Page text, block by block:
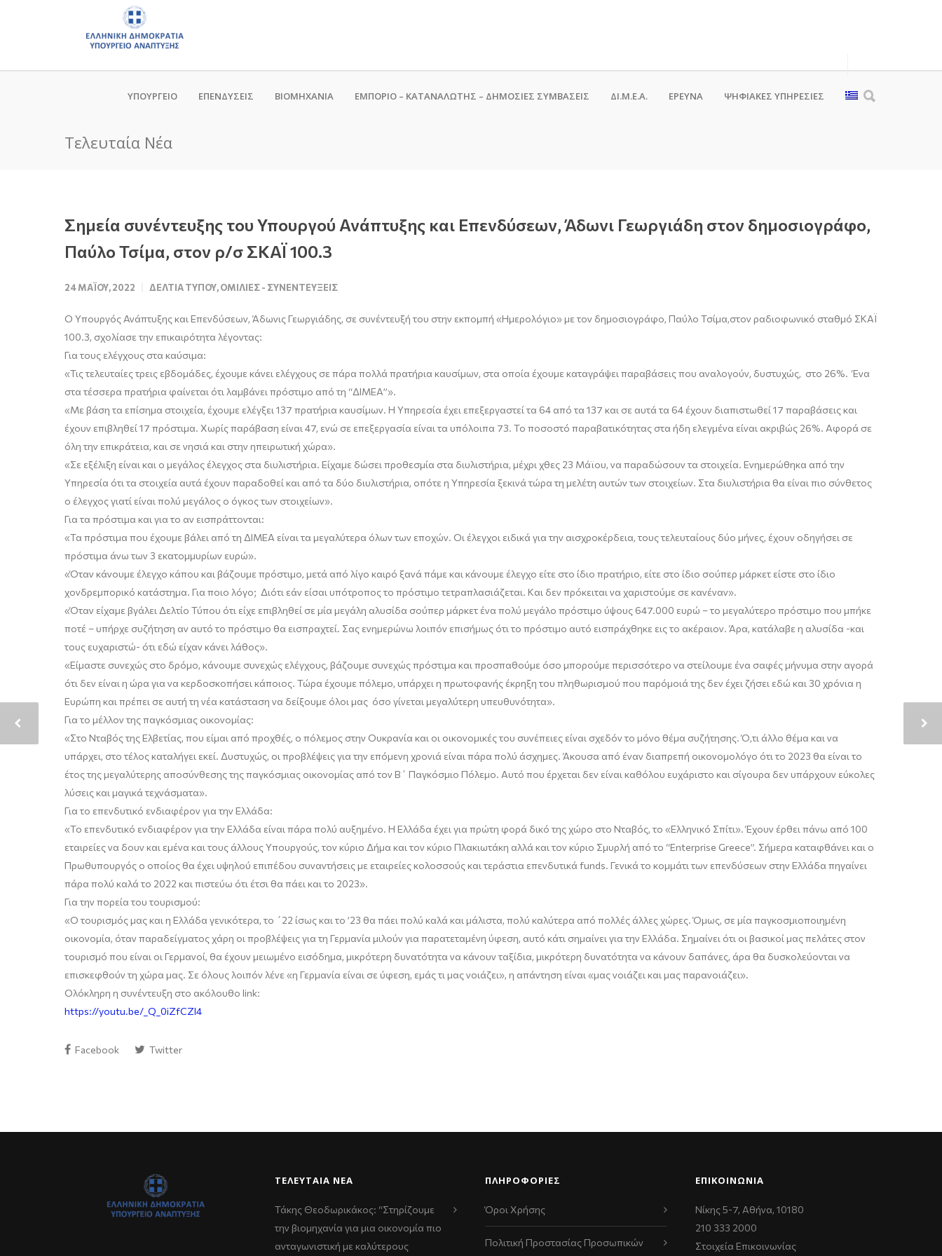
ΥΠΟΥΡΓΕΙΟ ΕΠΕΝΔΥΣΕΙΣ ΒΙΟΜΗΧΑΝΙΑ ΕΜΠΟΡΙΟ – ΚΑΤΑΝΑΛΩΤΗΣ – ΔΗΜΟΣΙΕΣ ΣΥΜΒΑΣΕΙΣ ΔΙ.Μ.Ε.Α. ΕΡΕΥΝΑ ΨΗΦΙΑΚΈΣ ΥΠΗΡΕΣΊΕΣ
Τελευταία Νέα
Σημεία συνέντευξης του Υπουργού Ανάπτυξης και Επενδύσεων, Άδωνι Γεωργιάδη στον δημοσιογράφο,
Παύλο Τσίμα, στον ρ/σ ΣΚΑΪ 100.3
24 ΜΑΪ́ΟΥ, 2022 ΔΕΛΤΊΑ ΤΎΠΟΥ,ΟΜΙΛΊΕΣ - ΣΥΝΕΝΤΕΎΞΕΙΣ
O Υπουργός Ανάπτυξης και Επενδύσεων, ΆδωνιςΓεωργιάδης, σε συνέντευξή του στην εκπομπή «Ημερολόγιο»με τον δημοσιογράφο, Παύλο Τσίμα,στον ραδιοφωνικό σταθμό ΣΚΑΪ
100.3, σχολίασε την επικαιρότητα λέγοντας:
Για τους ελέγχους στα καύσιμα:
«Τις τελευταίες τρεις εβδομάδες, έχουμε κάνει ελέγχους σε πάρα πολλά πρατήρια καυσίμων, στα οποία έχουμε καταγράψει παραβάσεις που αναλογούν, δυστυχώς, στο 26%. Ένα
στα τέσσερα πρατήρια φαίνεται ότι λαμβάνει πρόστιμο από τη “ΔΙΜΕΑ”».
«Με βάση τα επίσημα στοιχεία, έχουμε ελέγξει 137 πρατήρια καυσίμων. Η Υπηρεσία έχει επεξεργαστεί τα 64 από τα 137 και σε αυτά τα 64 έχουν διαπιστωθεί 17 παραβάσεις και
έχουν επιβληθεί 17 πρόστιμα. Χωρίς παράβαση είναι 47, ενώ σε επεξεργασία είναι τα υπόλοιπα 73. Το ποσοστό παραβατικότητας στα ήδη ελεγμένα είναι ακριβώς 26%. Αφορά σε
όλη την επικράτεια, και σε νησιά και στην ηπειρωτική χώρα».
«Σε εξέλιξη είναι και ο μεγάλος έλεγχος στα διυλιστήρια. Είχαμε δώσει προθεσμία στα διυλιστήρια, μέχρι χθες 23 Μάϊου, να παραδώσουν τα στοιχεία. Ενημερώθηκα από την
Υπηρεσία ότι τα στοιχεία αυτά έχουν παραδοθεί και από τα δύο διυλιστήρια, οπότε η Υπηρεσία ξεκινά τώρα τη μελέτη αυτών των στοιχείων. Στα διυλιστήρια θα είναι πιο σύνθετος
ο έλεγχοςγιατί είναι πολύ μεγάλος ο όγκος των στοιχείων».
Για τα πρόστιμα και για το αν εισπράττονται:
«Τα πρόστιμα που έχουμε βάλει από τη ΔΙΜΕΑ είναι τα μεγαλύτερα όλων των εποχών. Οι έλεγχοι ειδικά για την αισχροκέρδεια, τους τελευταίους δύο μήνες, έχουν οδηγήσει σε
πρόστιμα άνω των 3 εκατομμυρίων ευρώ».
«Όταν κάνουμε έλεγχο κάπου και βάζουμε πρόστιμο, μετά από λίγο καιρό ξανά πάμε και κάνουμε έλεγχο είτε στο ίδιο πρατήριο, είτε στο ίδιο σούπερ μάρκετ είστε στο ίδιο
χονδρεμπορικό κατάστημα. Για ποιο λόγο; Διότι εάν είσαι υπότροπος το πρόστιμο τετραπλασιάζεται. Και δεν πρόκειται να χαριστούμε σε κανέναν».
«Όταν είχαμε βγάλει Δελτίο Τύπου ότι είχε επιβληθεί σε μία μεγάλη αλυσίδα σούπερ μάρκετ ένα πολύ μεγάλο πρόστιμο ύψους 647.000 ευρώ – το μεγαλύτερο πρόστιμο που μπήκε
ποτέ – υπήρχε συζήτηση αν αυτό το πρόστιμο θα εισπραχτεί. Σας ενημερώνω λοιπόν επισήμως ότι το πρόστιμο αυτό εισπράχθηκε εις το ακέραιον. Άρα, κατάλαβε η αλυσίδα -και
τους ευχαριστώ- ότι εδώ είχαν κάνει λάθος».
«Είμαστε συνεχώς στο δρόμο, κάνουμε συνεχώς ελέγχους, βάζουμε συνεχώς πρόστιμα και προσπαθούμε όσο μπορούμε περισσότερο να στείλουμε ένα σαφές μήνυμα στην αγορά
ότι δεν είναι η ώρα για να κερδοσκοπήσει κάποιος. Τώρα έχουμε πόλεμο, υπάρχει η πρωτοφανής έκρηξη του πληθωρισμού που παρόμοιά της δεν έχει ζήσει εδώ και 30 χρόνια η
Ευρώπη και πρέπει σε αυτή τη νέα κατάσταση να δείξουμε όλοι μας όσο γίνεται μεγαλύτερη υπευθυνότητα».
Για το μέλλον τηςπαγκόσμιας οικονομίας:
«Στο Νταβός της Ελβετίας, που είμαι από προχθές, ο πόλεμος στην Ουκρανία και οι οικονομικές του συνέπειες είναι σχεδόν το μόνο θέμα συζήτησης.Ό,τι άλλο θέμα και να
υπάρχει, στο τέλος καταλήγει εκεί. Δυστυχώς, οι προβλέψεις για την επόμενη χρονιά είναι πάρα πολύ άσχημες. Άκουσα από έναν διαπρεπή οικονομολόγο ότι το 2023 θα είναι το
έτος της μεγαλύτερης αποσύνθεσης της παγκόσμιας οικονομίας από τον Β΄ Παγκόσμιο Πόλεμο. Αυτό που έρχεται δεν είναι καθόλου ευχάριστο και σίγουρα δεν υπάρχουν εύκολες
λύσεις και μαγικά τεχνάσματα».
Για το επενδυτικό ενδιαφέρον για την Ελλάδα:
«Το επενδυτικό ενδιαφέρον για την Ελλάδα είναι πάρα πολύ αυξημένο. Η Ελλάδα έχει για πρώτη φορά δικό της χώρο στο Νταβός, το «Ελληνικό Σπίτι».Έχουν έρθει πάνω από 100
εταιρείες να δουν και εμένα και τους άλλους Υπουργούς, τον κύριο Δήμα και τον κύριο Πλακιωτάκη αλλά και τον κύριο Σμυρλή από το “Enterprise Greece”. Σήμερα καταφθάνει και ο
Πρωθυπουργός ο οποίος θα έχει υψηλού επιπέδου συναντήσεις με εταιρείες κολοσσούς και τεράστια επενδυτικά funds. Γενικά το κομμάτι των επενδύσεων στην Ελλάδα πηγαίνει
πάρα πολύ καλά το 2022 και πιστεύω ότι έτσι θα πάει και το 2023».
Για την πορεία του τουρισμού:
«Ο τουρισμός μας και η Ελλάδα γενικότερα, το ΄22 ίσως και το ’23 θα πάει πολύ καλά και μάλιστα, πολύ καλύτερα από πολλές άλλες χώρες. Όμως, σε μία παγκοσμιοποιημένη
οικονομία, όταν παραδείγματος χάρη οι προβλέψεις για τη Γερμανία μιλούν για παρατεταμένη ύφεση, αυτό κάτι σημαίνει για την Ελλάδα. Σημαίνει ότι οι βασικοί μας πελάτες στον
τουρισμό που είναι οι Γερμανοί, θα έχουν μειωμένο εισόδημα, μικρότερη δυνατότητα να κάνουν ταξίδια, μικρότερη δυνατότητα να κάνουν δαπάνες, άρα θα δυσκολεύονται να
επισκεφθούν τη χώρα μας. Σε όλους λοιπόν λένε «η Γερμανία είναι σε ύφεση, εμάς τι μας νοιάζει», η απάντηση είναι «μας νοιάζει και μας παρανοιάζει».
Ολόκληρη η συνέντευξη στο ακόλουθο link:
https://youtu.be/_Q_0iZfCZl4
Facebook Twitter
ΤΕΛΕΥΤΑΊΑ ΝΈΑ
Τάκης Θεοδωρικάκος: “Στηρίζουμε
την βιομηχανία για μια οικονομία πιο
ανταγωνιστική με καλύτερους
ΠΛΗΡΟΦΟΡΙΕΣ
Όροι Χρήσης
Πολιτική Προστασίας Προσωπικών
ΕΠΙΚΟΙΝΩΝΊΑ
Νίκης 5-7, Αθήνα, 10180
210 333 2000
Στοιχεία Επικοινωνίας